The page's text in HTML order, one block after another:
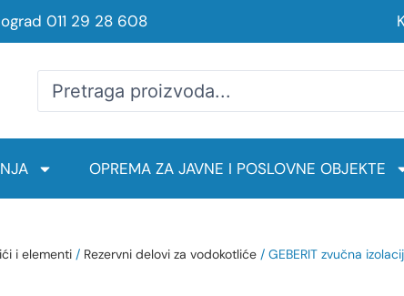
011 29 28 608
OPREMA ZA JAVNE I POSLOVNE OBJEKTE
i elementi / Rezervni delovi za vodokotliće / GEBERIT zvučna